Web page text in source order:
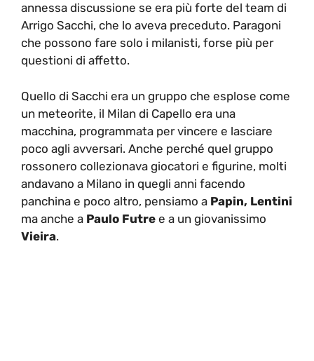
annessa discussione se era più forte del team di
Arrigo Sacchi, che lo aveva preceduto. Paragoni
che possono fare solo i milanisti, forse più per
questioni di affetto.
Quello di Sacchi era un gruppo che esplose come
un meteorite, il Milan di Capello era una
macchina, programmata per vincere e lasciare
poco agli avversari. Anche perché quel gruppo
rossonero collezionava giocatori e figurine, molti
andavano a Milano in quegli anni facendo
panchina e poco altro, pensiamo a Papin, Lentini
ma anche a Paulo Futre e a un giovanissimo
Vieira.